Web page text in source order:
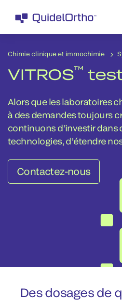
Chimie clinique et immochimie
VITROS™
Alors que les laboratoires
à des demandes toujours
continuons d’investir dans
technologies, d’étendre
gamme de dosages.
Contactez-nous
Des dosages de